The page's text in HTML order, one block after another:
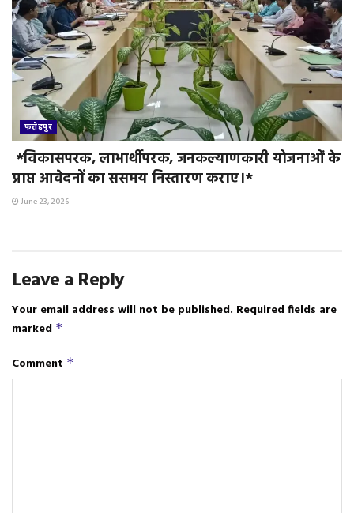
फतेहपुर
*विकासपरक, लाभार्थीपरक, जनकल्याणकारी योजनाओं के
प्राप्त आवेदनों का ससमय निस्तारण कराए।*
June 23, 2026
Leave a Reply
Your email address will not be published. Required fields are
marked *
Comment *